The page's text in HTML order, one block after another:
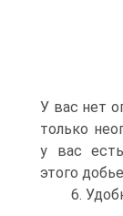
У вас нет
только
у вас
этого
6.